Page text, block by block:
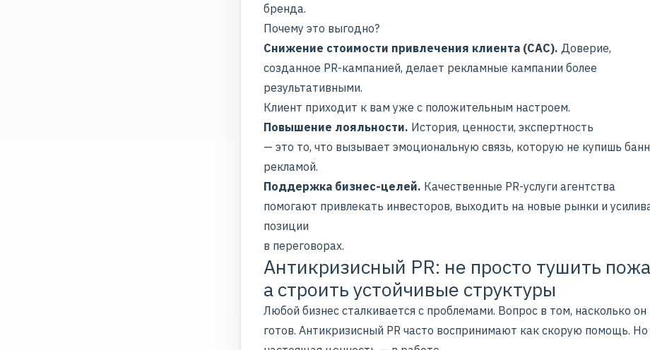
бренда.
Почему это выгодно?
Снижение стоимости привлечения клиента (CAC). Доверие,
созданное PR-кампанией, делает рекламные кампании более
результативными.
Клиент приходит к вам уже с положительным настроем.
Повышение лояльности. История, ценности, экспертность
— это то, что вызывает эмоциональную связь, которую не купишь
рекламой.
Поддержка бизнес-целей. Качественные PR-услуги агентства
помогают привлекать инвесторов, выходить на новые рынки и
позиции
в переговорах.
Антикризисный PR: не просто тушить
а строить устойчивые структуры
Любой бизнес сталкивается с проблемами. Вопрос в том, насколько он
готов. Антикризисный PR часто воспринимают как скорую помощь. Но